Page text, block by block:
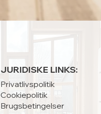
JURIDISKE LINKS:
Privatlivspolitik
Cookiepolitik
Brugsbetingelser